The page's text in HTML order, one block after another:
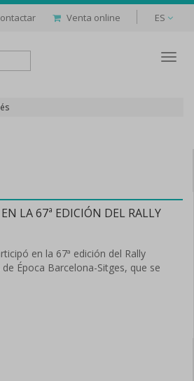
Venta online ES
LA 67ª EDICIÓN DEL RALLY
en la 67ª edición del Rally
Época Barcelona-Sitges, que se